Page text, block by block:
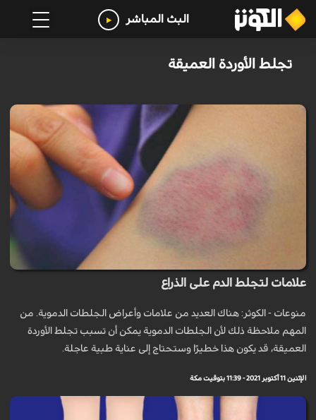
البث المباشر
تجلط الأوردة العميقة
علامات لتجلط الدم على الذراع
منوعات - الكوثر: هناك العديد من علامات وأعراض الجلطات الدموية. من
المهم ملاحظة ذلك لأن الجلطات الدموية يمكن أن تسبب تجلط الأوردة
العميقة، قد يكون هذا خطيرًا وستحتاج إلى عناية طبية عاجلة.
الإثنين 11 أكتوبر 2021 - 11:39 بتوقيت مكة